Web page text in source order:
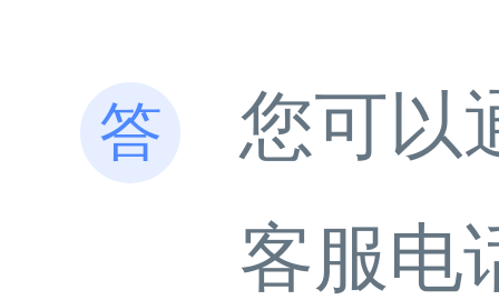
您可以
客服电